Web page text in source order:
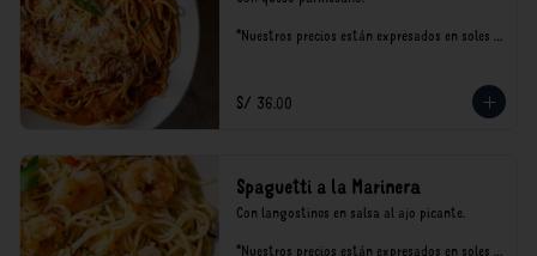
*Nuestros precios están expresados en soles e
S/ 36.00
Spaguetti a la Marinera
Con langostinos en salsa al ajo picante.
*Nuestros precios están expresados en soles e